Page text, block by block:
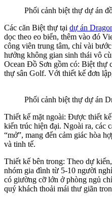
Phối cảnh biệt thự dự án
Các căn Biệt thự tại dự án
dọc theo eo biển, thêm vào đó
công viên trung tâm, chỉ vài
hưởng không gian sinh thái vô
Ocean Đồ Sơn gồm có: Biệt thự
thự sân Golf. Với thiết kế đơn
Phối cảnh biệt thự dự án
Thiết kế mặt ngoài: Được thiết
kiến trúc hiện đại. Ngoài ra, các
“mở”, mang đến cảm giác hòa
và tinh tế.
Thiết kế bên trong: Theo dự
nhóm gia đình từ 5-10 người
có giường cỡ lớn ở phòng ngủ
quý khách thoải mái thư giãn